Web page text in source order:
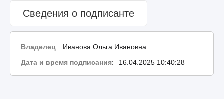
Сведения о подписанте
Владелец:
Иванова Ольга Ивановна
Дата и время подписания: 16.04.2025 10:40:28